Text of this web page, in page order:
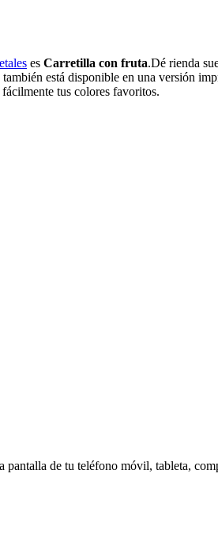
es Carretilla con fruta.Dé rienda
está disponible en una versión
fácilmente tus colores favoritos.
de tu teléfono móvil, tableta,